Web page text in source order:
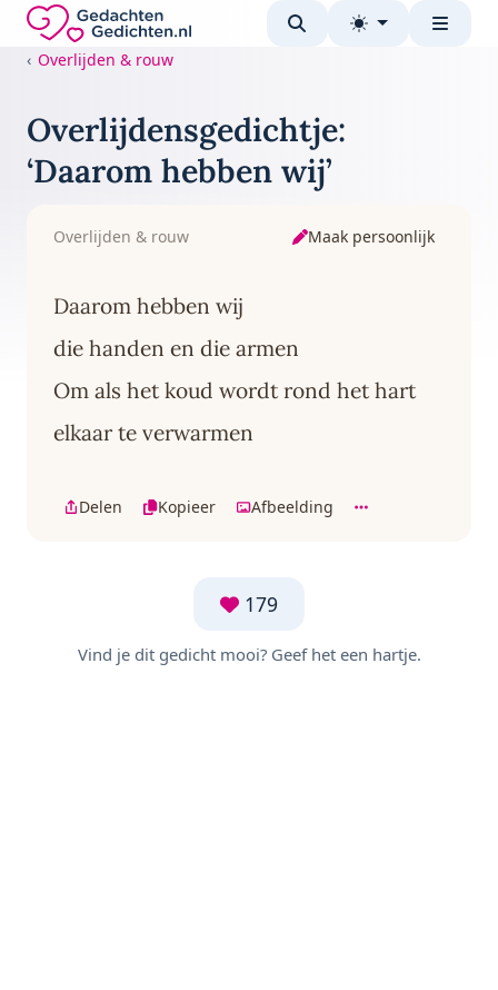
Direct naar de inhoud
Gedachten-Gedichten.nl — naar de homepage
Overlijden & rouw
Overlijdensgedichtje:
‘Daarom hebben wij’
Overlijden & rouw Maak persoonlijk
Daarom hebben wij
die handen en die armen
Om als het koud wordt rond het hart
elkaar te verwarmen
Delen Kopieer Afbeelding
179
Vind je dit gedicht mooi? Geef het een hartje.